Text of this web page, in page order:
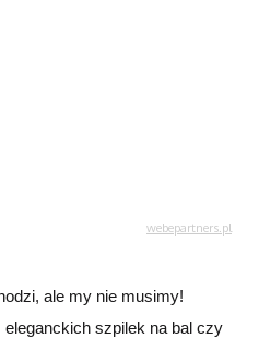
ale my nie musimy!
szpilek na bal czy